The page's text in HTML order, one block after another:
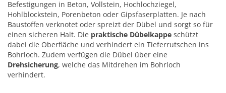
Befestigungen in Beton, Vollstein, Hochlochziegel,
Hohlblockstein, Porenbeton oder Gipsfaserplatten. Je nach
Baustoffen verknotet oder spreizt der Dübel und sorgt so für
einen sicheren Halt. Die praktische Dübelkappe schützt
dabei die Oberfläche und verhindert ein Tieferrutschen ins
Bohrloch. Zudem verfügen die Dübel über eine
Drehsicherung, welche das Mitdrehen im Bohrloch
verhindert.